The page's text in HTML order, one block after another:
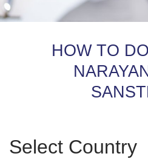
HOW TO
Select Country